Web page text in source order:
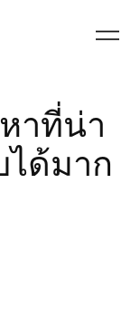
าที่น่า
ด้มาก